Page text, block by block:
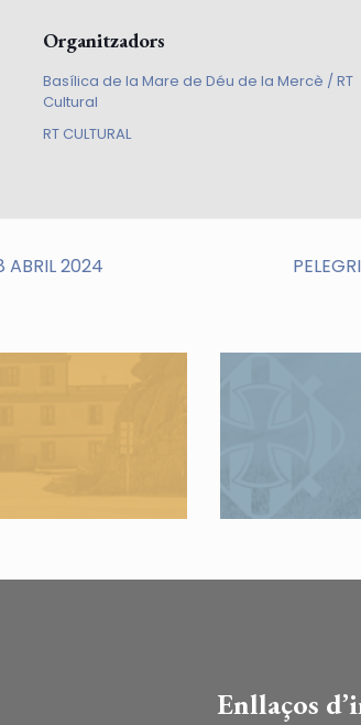
Organitzadors
Basílica de la Mare de Déu de la Mercè / RT
Cultural
RT CULTURAL
ABRIL 2024
Enllaços